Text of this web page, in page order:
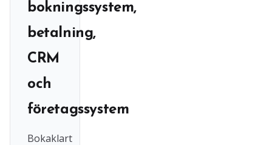
bokningssystem,
betalning,
CRM
och
företagssystem
Bokaklart